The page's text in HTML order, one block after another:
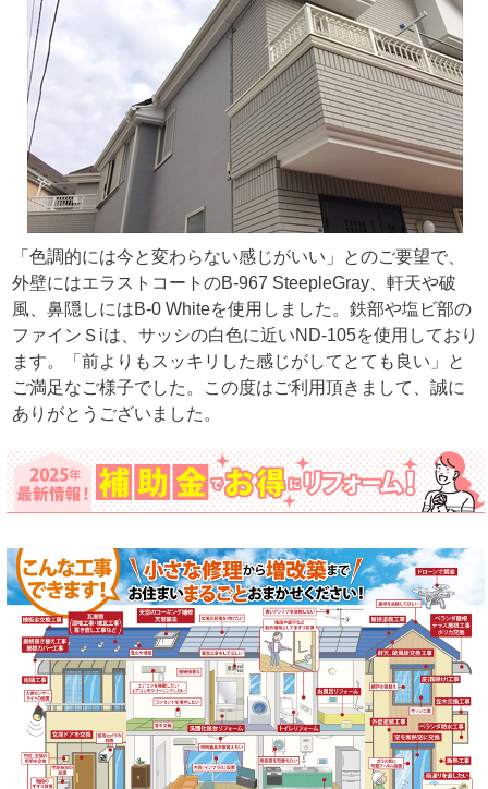
「色調的には今と変わらない感じがいい」とのご要望で、
外壁にはエラストコートのB-967 SteepleGray、軒天や破
風、鼻隠しにはB-0 Whiteを使用しました。鉄部や塩ビ部の
ファインＳiは、サッシの白色に近いND-105を使用しており
ます。「前よりもスッキリした感じがしてとても良い」と
ご満足なご様子でした。この度はご利用頂きまして、誠に
ありがとうございました。